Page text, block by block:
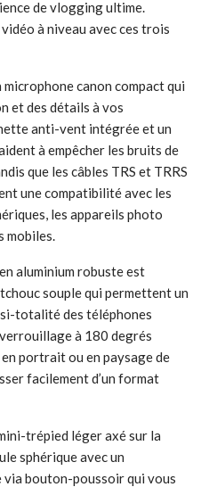
de vlogging ultime.
à niveau avec ces trois
canon compact qui
et des détails à vos
anti-vent intégrée et un
à empêcher les bruits de
que les câbles TRS et TRRS
une compatibilité avec les
les appareils photo
mobiles.
aluminium robuste est
souple qui permettent un
totalité des téléphones
à 180 degrés
portrait ou en paysage de
facilement d’un format
trépied léger axé sur la
sphérique avec un
via bouton-poussoir qui vous